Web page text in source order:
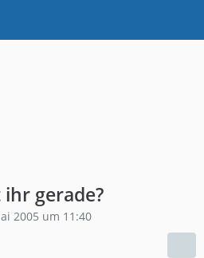
gerade?
2005 um 11:40